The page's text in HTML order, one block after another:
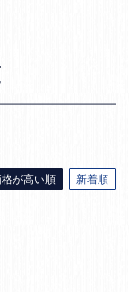
が高い順 新着順